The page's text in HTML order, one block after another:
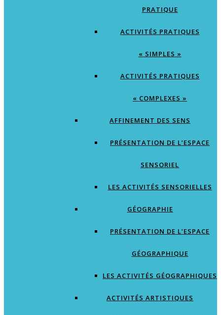
PRATIQUE
ACTIVITÉS PRATIQUES
« SIMPLES »
ACTIVITÉS PRATIQUES
« COMPLEXES »
AFFINEMENT DES SENS
PRÉSENTATION DE L’ESPACE
SENSORIEL
LES ACTIVITÉS SENSORIELLES
GÉOGRAPHIE
PRÉSENTATION DE L’ESPACE
GÉOGRAPHIQUE
LES ACTIVITÉS GÉOGRAPHIQUES
ACTIVITÉS ARTISTIQUES